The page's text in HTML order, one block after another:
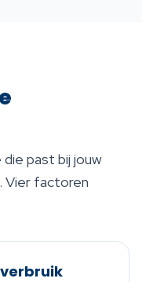
past bij jouw
Vier factoren